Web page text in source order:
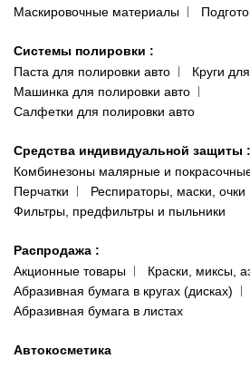
Маскировочные материалы
Системы полировки :
Паста для полировки авто
Круги
Машинка для полировки авто
Салфетки для полировки авто
Средства индивидуальной защиты :
Комбинезоны малярные и
Перчатки
Респираторы, маски, очки
Фильтры, предфильтры и пыльники
Распродажа :
Акционные товары
Краски, миксы,
Абразивная бумага в кругах (дисках)
Абразивная бумага в листах
Автокосметика